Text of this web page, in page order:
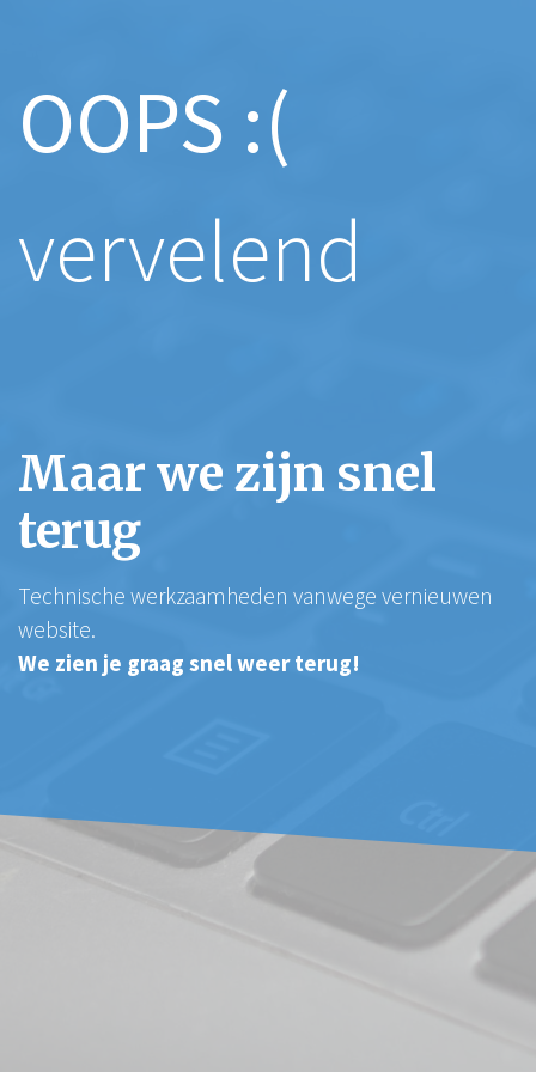
OOPS :(
vervelend
Maar we zijn snel
terug
Technische werkzaamheden vanwege vernieuwen
website.
We zien je graag snel weer terug!